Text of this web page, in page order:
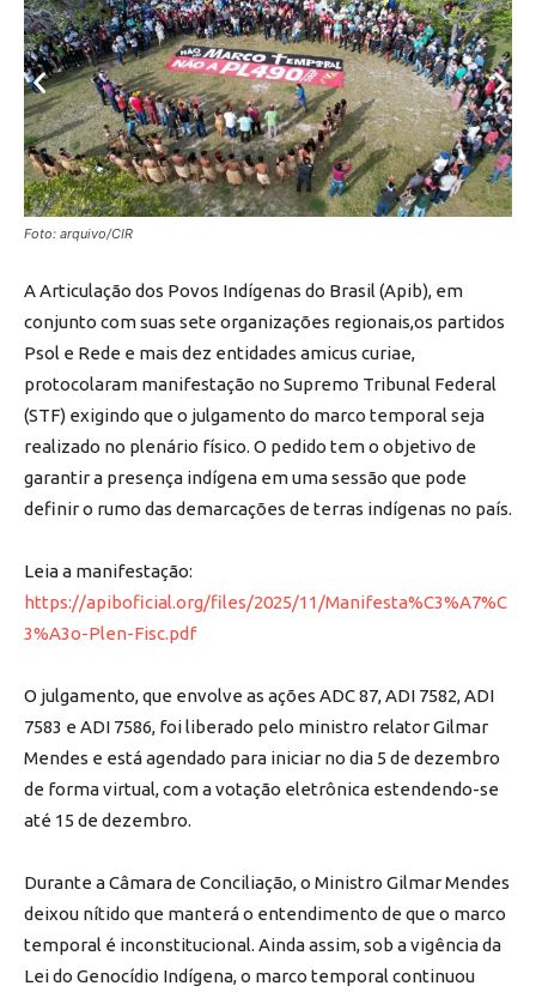
Foto: arquivo/CIR
A Articulação dos Povos Indígenas do Brasil (Apib), em
conjunto com suas sete organizações regionais,os partidos
Psol e Rede e mais dez entidades amicus curiae,
protocolaram manifestação no Supremo Tribunal Federal
(STF) exigindo que o julgamento do marco temporal seja
realizado no plenário físico. O pedido tem o objetivo de
garantir a presença indígena em uma sessão que pode
definir o rumo das demarcações de terras indígenas no país.
Leia a manifestação:
https://apiboficial.org/files/2025/11/Manifesta%C3%A7%C
3%A3o-Plen-Fisc.pdf
O julgamento, que envolve as ações ADC 87, ADI 7582, ADI
7583 e ADI 7586, foi liberado pelo ministro relator Gilmar
Mendes e está agendado para iniciar no dia 5 de dezembro
de forma virtual, com a votação eletrônica estendendo-se
até 15 de dezembro.
Durante a Câmara de Conciliação, o Ministro Gilmar Mendes
deixou nítido que manterá o entendimento de que o marco
temporal é inconstitucional. Ainda assim, sob a vigência da
Lei do Genocídio Indígena, o marco temporal continuou